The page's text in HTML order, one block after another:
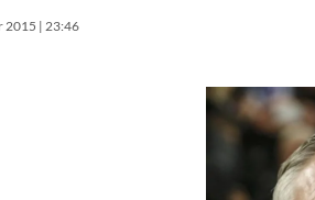
2015 | 23:46